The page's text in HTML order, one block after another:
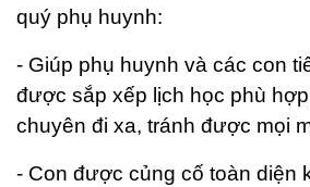
quý phụ huynh:
- Giúp phụ huynh và các con
được sắp xếp lịch học phù
chuyên đi xa, tránh được mọi
- Con được củng cố toàn diện